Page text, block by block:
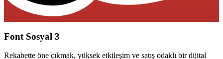
Font Sosyal 3
Rekabette öne çıkmak, yüksek etkileşim ve satış odaklı bir dijital